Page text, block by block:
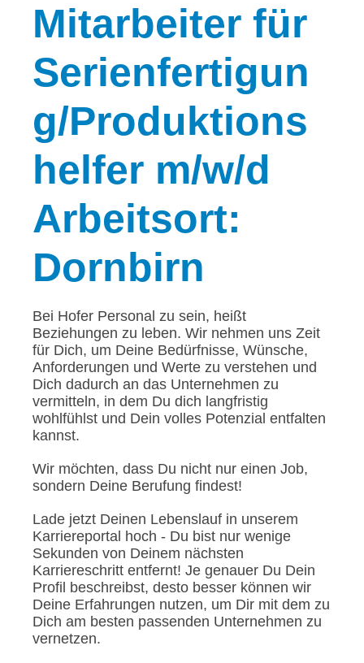
Mitarbeiter für
Serienfertigun
g/Produktions
helfer m/w/d
Arbeitsort:
Dornbirn
Bei Hofer Personal zu sein, heißt
Beziehungen zu leben. Wir nehmen uns Zeit
für Dich, um Deine Bedürfnisse, Wünsche,
Anforderungen und Werte zu verstehen und
Dich dadurch an das Unternehmen zu
vermitteln, in dem Du dich langfristig
wohlfühlst und Dein volles Potenzial entfalten
kannst.
Wir möchten, dass Du nicht nur einen Job,
sondern Deine Berufung findest!
Lade jetzt Deinen Lebenslauf in unserem
Karriereportal hoch - Du bist nur wenige
Sekunden von Deinem nächsten
Karriereschritt entfernt! Je genauer Du Dein
Profil beschreibst, desto besser können wir
Deine Erfahrungen nutzen, um Dir mit dem zu
Dich am besten passenden Unternehmen zu
vernetzen.